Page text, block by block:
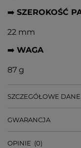
➡️ SZEROKOŚĆ
22 mm
➡️ WAGA
87 g
SZCZEGÓŁOWE DANE
GWARANCJA
OPINIE (0)